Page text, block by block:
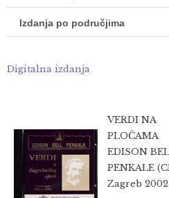
Izdanja po područjima
Digitalna izdanja
VERDI NA
PLOČAMA
EDISON
PENKALE
Zagreb 2002.